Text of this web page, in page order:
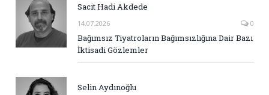
Sacit Hadi Akdede
14.07.2026 0
Bağımsız Tiyatroların Bağımsızlığına Dair Bazı
İktisadi Gözlemler
Selin Aydınoğlu